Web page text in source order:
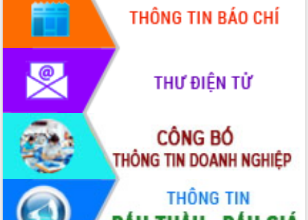
Bệnh án điện tử thúc đẩy chuyển đổi
số y tế tại Đắk Lắk
Chuyển đổi số thư viện: Mở rộng
không gian tri thức trong thời đại số
Đánh giá, rút kinh nghiệm công tác tổ
chức diễn tập trước ngày bầu cử
Chương trình “Gặp gỡ hữu nghị –
Friendship Meeting New Year 2026”
Bầu cử Quốc hội và HĐND: Cử tri Đắk
Lắk gửi gắm niềm tin, kỳ vọng vào lá
phiếu
Đắk Lắk sẵn sàng các điều kiện cho
Ngày hội bầu cử đại biểu Quốc hội
khóa XVI và HĐND các cấp nhiệm kỳ